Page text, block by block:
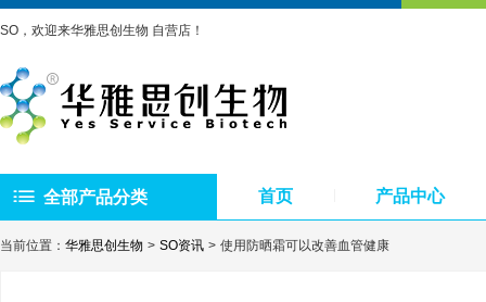
SO，欢迎来华雅思创生物 自营店！
全部产品分类 首页 产品中心
当前位置： 华雅思创生物 SO资讯 使用防晒霜可以改善血管健康